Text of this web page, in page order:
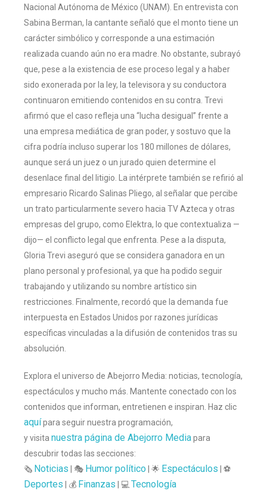
Nacional Autónoma de México (UNAM). En entrevista con
Sabina Berman, la cantante señaló que el monto tiene un
carácter simbólico y corresponde a una estimación
realizada cuando aún no era madre. No obstante, subrayó
que, pese a la existencia de ese proceso legal y a haber
sido exonerada por la ley, la televisora y su conductora
continuaron emitiendo contenidos en su contra. Trevi
afirmó que el caso refleja una “lucha desigual” frente a
una empresa mediática de gran poder, y sostuvo que la
cifra podría incluso superar los 180 millones de dólares,
aunque será un juez o un jurado quien determine el
desenlace final del litigio. La intérprete también se refirió al
empresario Ricardo Salinas Pliego, al señalar que percibe
un trato particularmente severo hacia TV Azteca y otras
empresas del grupo, como Elektra, lo que contextualiza —
dijo— el conflicto legal que enfrenta. Pese a la disputa,
Gloria Trevi aseguró que se considera ganadora en un
plano personal y profesional, ya que ha podido seguir
trabajando y utilizando su nombre artístico sin
restricciones. Finalmente, recordó que la demanda fue
interpuesta en Estados Unidos por razones jurídicas
específicas vinculadas a la difusión de contenidos tras su
absolución.
Explora el universo de Abejorro Media: noticias, tecnología,
espectáculos y mucho más. Mantente conectado con los
contenidos que informan, entretienen e inspiran. Haz clic
aquípara seguir nuestra programación,
y visita nuestra página de Abejorro Mediapara
descubrir todas las secciones:
🗞️ Noticias | 🎭 Humor político| 🌟 Espectáculos | ⚽
Deportes | 💰 Finanzas | 💻 Tecnología